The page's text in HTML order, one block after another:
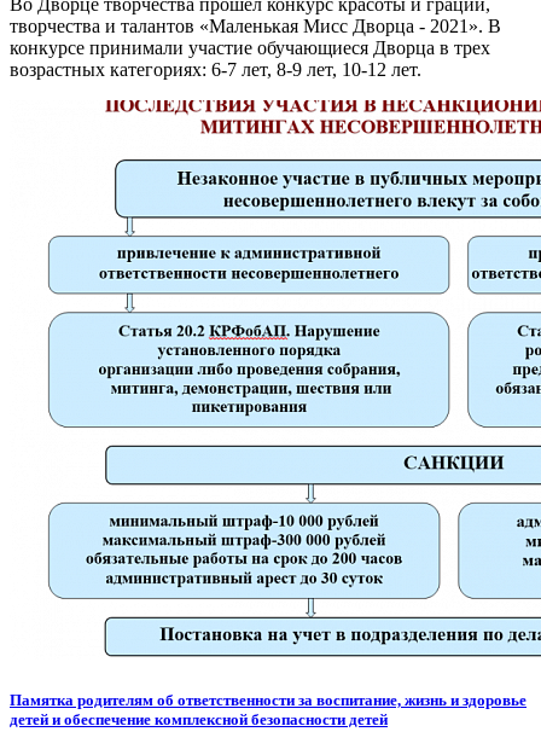
Во Дворце творчества прошел конкурс красоты и грации,
творчества и талантов «Маленькая Мисс Дворца - 2021». В
конкурсе принимали участие обучающиеся Дворца в трех
возрастных категориях: 6-7 лет, 8-9 лет, 10-12 лет.
Памятка родителям об ответственности за воспитание, жизнь и здоровье
детей и обеспечение комплексной безопасности детей